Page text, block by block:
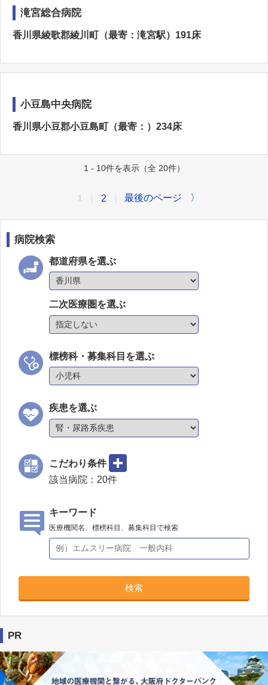
滝宮総合病院
香川県綾歌郡綾川町（最寄：滝宮駅）191床
小豆島中央病院
香川県小豆郡小豆島町（最寄：）234床
1 - 10件を表示（全 20件）
2 最後のページ 〉
病院検索
都道府県を選ぶ
二次医療圏を選ぶ
標榜科・募集科目を選ぶ
疾患を選ぶ
こだわり条件
該当病院： 20件
キーワード
医療機関名、標榜科目、募集科目で検索
検索
PR